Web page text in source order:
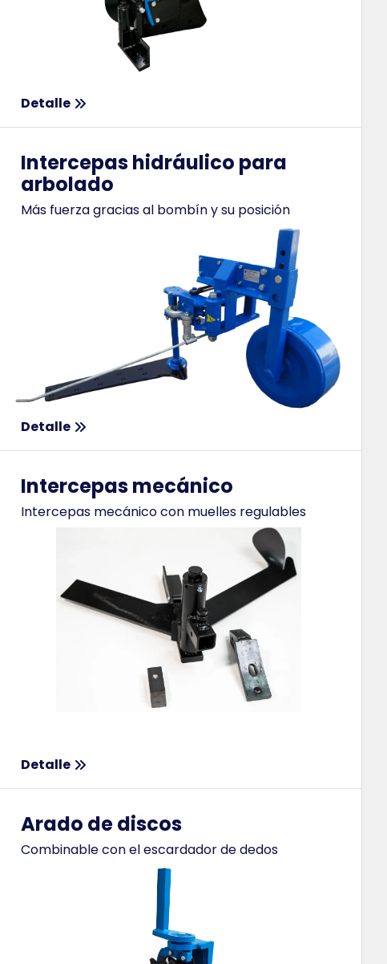
Detalle
Intercepas hidráulico para
arbolado
Más fuerza gracias al bombín y su posición
Detalle
Intercepas mecánico
Intercepas mecánico con muelles regulables
Detalle
Arado de discos
Combinable con el escardador de dedos